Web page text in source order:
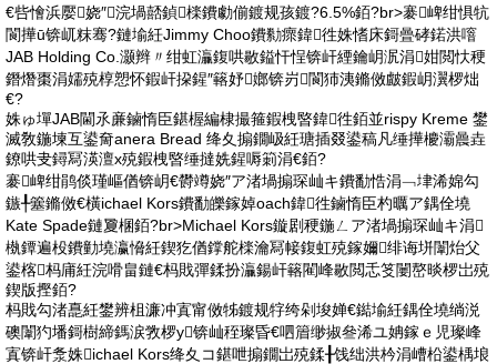
€呰懀浜嬮娆″浣堝嚭鍞檪鐨勮偂鍍规孩鍍?6.5%銆?br>褰崥绀惧牨
閬撶ū锛屼粖骞?鏈堬紝Jimmy Choo鐨勬瘝鍏徃姝愭床鎶曡硣鍩洪噾
JAB Holding Co.灏辫〃绀虹灜鍑哄敭鎰忓悜锛屽緸鑰岄泦涓姏閲忕稉
鐕熸棗涓嬬殑椁愬怀鍜屽挅鍟″簵妤嫏锛岃閬犻洟鏅傚皻鍜岄瀷椤炪
€?
姝ゅ墠JAB閫氶亷鏀惰臣鍖楃編棣撮箍鍜栧暋鍏徃銆並rispy Kreme 鐢
滅敎鍦堜互鍙奝anera Bread 绛夊搧鐗岋紝瑭插叕鍙稿凡缍撶櫦灞曟垚
鐐哄叏鐞冩渶澶х殑鍜栧暋缍撻姺鍟嗕箣涓€銆?
褰崥绀鹃倓瑾嶇偤锛岄€欎竴娆″ア渚堝搧琛屾キ鐨勫悎涓﹁垏浠婂勾
鏃╀簺鏅傚€橫ichael Kors鐨勫皪鎵婥oach鍏徃鏀惰臣杓曞ア鍝佺墝
Kate Spade鏈夐棞銆?br>Michael Kors鏇剧稉鍦ㄥア渚堝搧琛屾キ涓
槸鐔遍杸鐨勭墝瀛愶紝鍥犵偤鐣舵檪瀹冩帹鍑虹殑鎵嬭绯诲垪闈炲父
鍙楁杩庯紝浣嗗畠鏈€杩戝彈鍒扮灜鍚屽簵閵峰敭閲忎笅闄嶅晱椤岀殑
鍥版摼銆?
杩戝勾渚嗭紝鐢辨柤濂冲寘甯傚牬鍍规牸绔剁埈婵€鐑堬紝鍝佺墝绱涚
礇闈犳墦鎶樹締鎷涙敩椤у锛屾秷璨昏€呬篃缈掓叄浠ユ姌鎵ｅ児璨峰
寘锛屽洜姝ichael Kors绛夊コ鍖呭搧鐗岀殑鍒╂饯绌洪枔涓嶆柗鍙楀埌